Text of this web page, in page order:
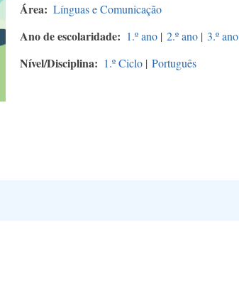
Área Línguas e Comunicação
Ano de escolaridade 1.º ano | 2.º ano | 3.º ano
Nível/Disciplina 1.º Ciclo | Português